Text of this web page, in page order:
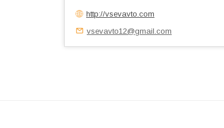
http://vsevavto.com
vsevavto12@gmail.com